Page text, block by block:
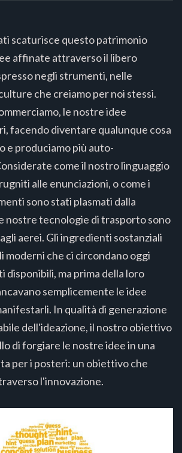
scaturisce questo patrimonio
affinate attraverso il libero
negli strumenti, nelle
che creiamo per noi stessi.
le nostre idee
facendo diventare qualunque cosa
e produciamo più auto-
come il nostro linguaggio
alle enunciazioni, o come i
sono stati plasmati dalla
nostre tecnologie di trasporto sono
aerei. Gli ingredienti sostanziali
moderni che ci circondano oggi
disponibili, ma prima della loro
semplicemente le idee
In qualità di generazione
dell'ideazione, il nostro obiettivo
di forgiare le nostre idee in una
per i posteri: un obiettivo che
l'innovazione.